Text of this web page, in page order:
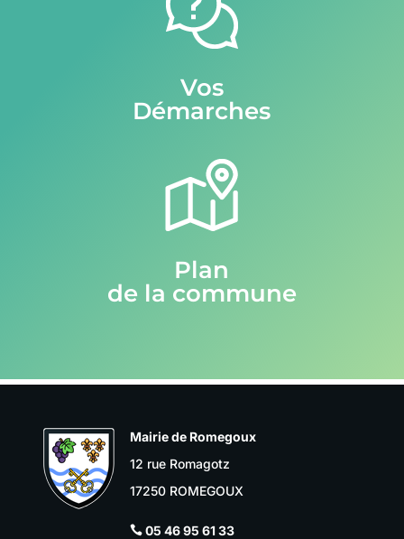
Vos
Démarches
Plan
de la commune
Mairie de Romegoux
12 rue Romagotz
17250 ROMEGOUX
 05 46 95 61 33